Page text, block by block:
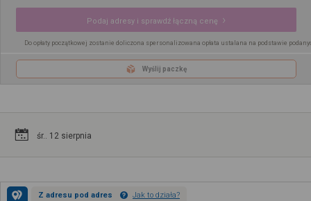
Podaj adresy i sprawdź łączną cenę
Do opłaty początkowej zostanie doliczona spersonalizowana opłata ustalana na podstawie
Wyślij paczkę
śr.. 12 sierpnia
Z adresu pod adres Jak to działa?